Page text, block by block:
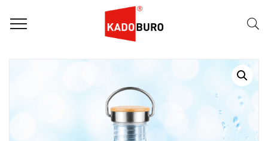
Home
Duurzame Geschenken
Drinkfles van stevig tritan